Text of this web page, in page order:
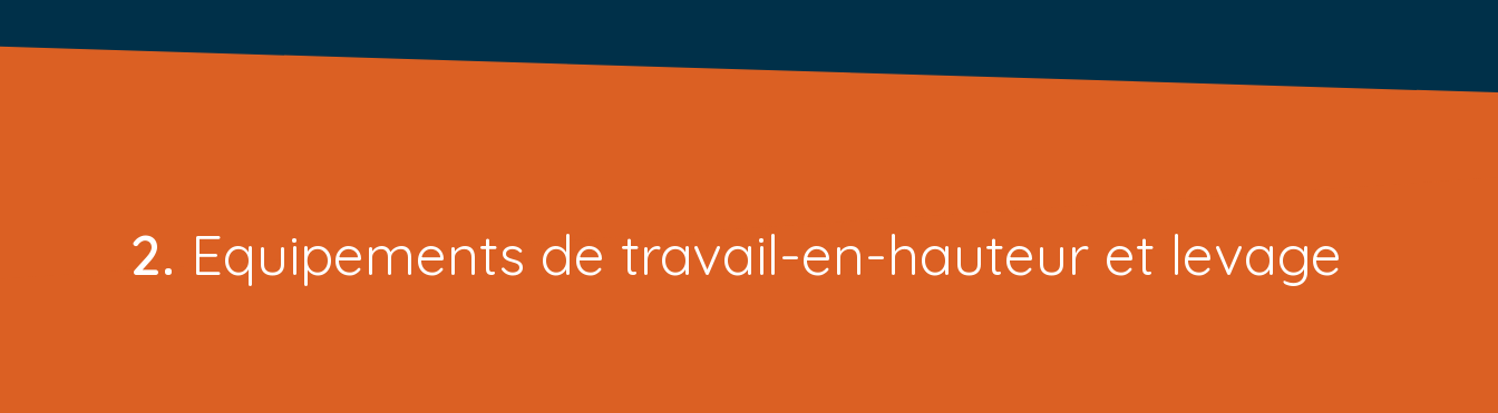
​2. Equipements de travail-en-hauteur et levage